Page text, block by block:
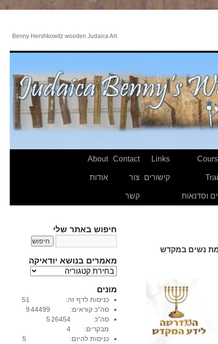
Benny Hershkowitz wooden Judaica Art
וסדנאות
Links
קישורים
Contact
צור
קשר
About
אודות
נשים במקדש
חיפוש באתר שלי
מאמרים בנושא יודאיקה
מ
מ
ר
י
ם
נ
מונים
51
9
כניסות לדף זה:
44499
5
סה"כ קוראים:
26454
4
סה"כ
מבקרים:
5
כניסות להיום: